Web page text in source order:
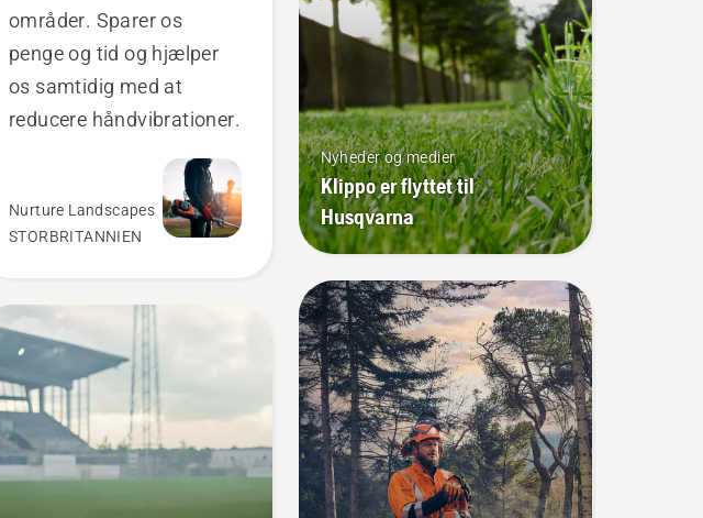
områder. Sparer os
penge og tid og hjælper
os samtidig med at
reducere håndvibrationer.
Nurture Landscapes
STORBRITANNIEN
Nyheder og medier
Klippo er flyttet til
Husqvarna